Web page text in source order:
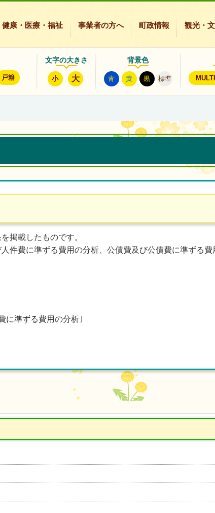
健康・医療・福祉 事業者の方へ 町政情報 観光・
戸籍
文字の大きさ
小 大
背景色
青 黄 黒 標準
掲載したものです。
件費に準ずる費用の分析、公債費及び公債費に準ずる費
に準ずる費用の分析｣